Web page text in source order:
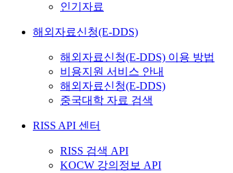
인기자료
해외자료신청(E-DDS)
해외자료신청(E-DDS) 이용 방법
비용지원 서비스 안내
해외자료신청(E-DDS)
중국대학 자료 검색
RISS API 센터
RISS 검색 API
KOCW 강의정보 API